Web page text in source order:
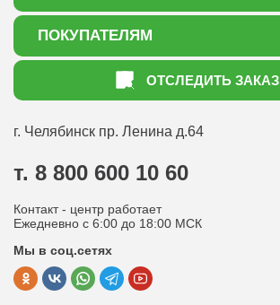
О нас
Акции
ПОКУПАТЕЛЯМ
Как оформить заказ
Статьи садоводу
Оптовым покупателям
Политика конфиденциальности
Публичная оферта
ОТСЛЕДИТЬ ЗАКАЗ
г. Челябинск пр. Ленина д.64
т. 8 800 600 10 60
Контакт - центр работает
Ежедневно с 6:00 до 18:00 МСК
Мы в соц.сетях